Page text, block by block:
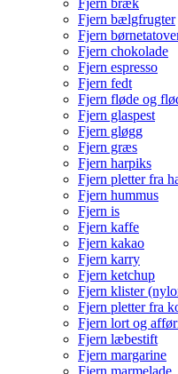
Fjern bælgfrugter
Fjern
Fjern chokolade
Fjern espresso
Fjern fedt
Fjern fløde og
Fjern glaspest
Fjern gløgg
Fjern græs
Fjern harpiks
Fjern pletter fra
Fjern hummus
Fjern is
Fjern kaffe
Fjern kakao
Fjern karry
Fjern ketchup
Fjern klister
Fjern pletter fra
Fjern lort og
Fjern læbestift
Fjern margarine
Fjern marmelade